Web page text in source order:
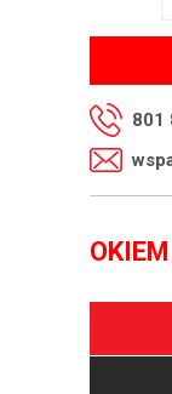
801